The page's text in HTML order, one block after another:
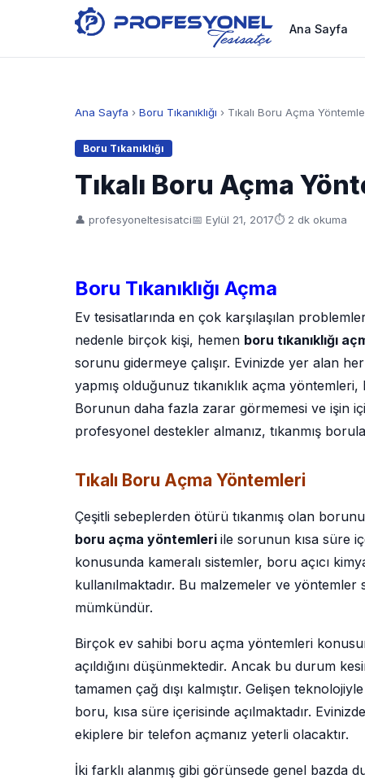
Ana Sayfa
Ana Sayfa › Boru Tıkanıklığı › Tıkalı Boru Açma
Boru Tıkanıklığı
Tıkalı Boru Açma
👤 profesyoneltesisatci📅 Eylül 21, 2017⏱ 2 dk okuma
Boru Tıkanıklığı Açma
Ev tesisatlarında en çok karşılaşılan
nedenle birçok kişi, hemen boru tıkanıklığı
sorunu gidermeye çalışır. Evinizde yer alan
yapmış olduğunuz tıkanıklık açma
Borunun daha fazla zarar görmemesi ve işin
profesyonel destekler almanız, tıkanmış
Tıkalı Boru Açma Yöntemleri
Çeşitli sebeplerden ötürü tıkanmış olan
boru açma yöntemleri ile sorunun kısa süre
konusunda kameralı sistemler, boru açıcı
kullanılmaktadır. Bu malzemeler ve yöntemler
mümkündür.
Birçok ev sahibi boru açma yöntemleri
açıldığını düşünmektedir. Ancak bu durum
tamamen çağ dışı kalmıştır. Gelişen
boru, kısa süre içerisinde açılmaktadır.
ekiplere bir telefon açmanız yeterli olacaktır.
İki farklı alanmış gibi görünsede genel bazda